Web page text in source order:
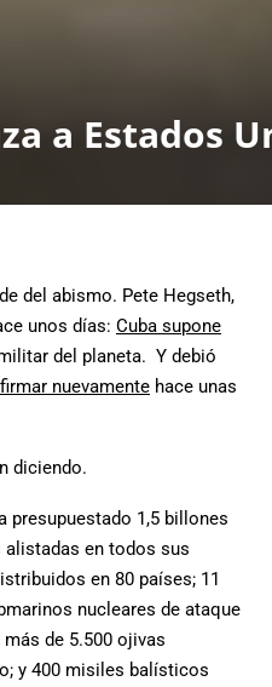
a Estados
del abismo. Pete Hegseth,
unos días: Cuba supone
del planeta. Y debió
nuevamente hace unas
diciendo.
presupuestado 1,5 billones
alistadas en todos sus
en 80 países; 11
nucleares de ataque
de 5.500 ojivas
y 400 misiles balísticos